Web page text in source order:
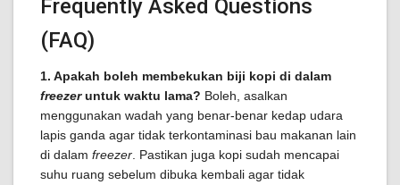
Frequently Asked Questions
(FAQ)
1. Apakah boleh membekukan biji kopi di dalam
freezeruntuk waktu lama? Boleh, asalkan
menggunakan wadah yang benar-benar kedap udara
lapis ganda agar tidak terkontaminasi bau makanan lain
di dalam freezer . Pastikan juga kopi sudah mencapai
suhu ruang sebelum dibuka kembali agar tidak